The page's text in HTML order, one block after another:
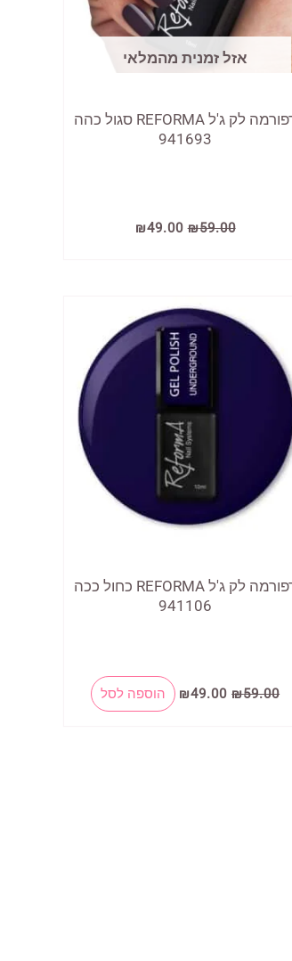
אזל זמנית מהמלאי
רפורמה לק ג'ל REFORMA סגול כהה
941693
₪59.00
המחיר
המקורי
₪49.00
רפורמה לק ג'ל REFORMA כחול ככה
941106
₪59.00
המחיר
המקורי
₪49.00
המחיר
הנוכחי
הוספה לסל